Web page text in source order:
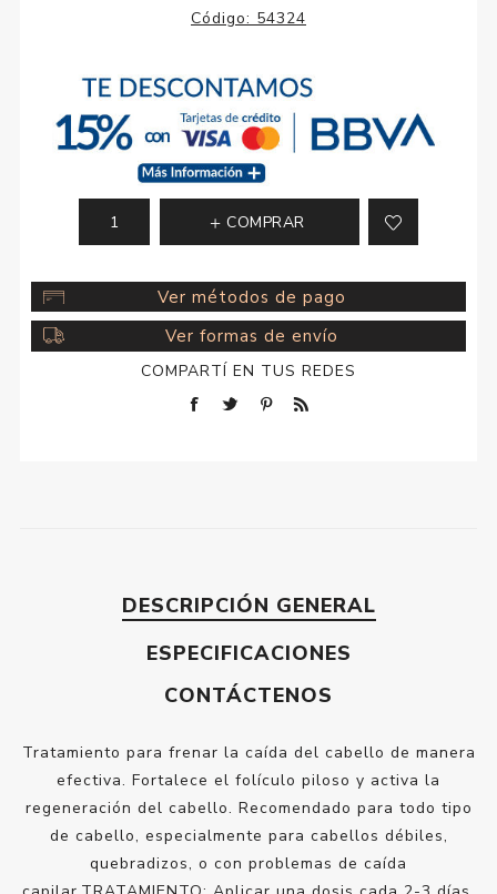
Código: 54324
COMPRAR
Ver métodos de pago
Ver formas de envío
COMPARTÍ EN TUS REDES
DESCRIPCIÓN GENERAL
ESPECIFICACIONES
CONTÁCTENOS
Tratamiento para frenar la caída del cabello de manera
efectiva. Fortalece el folículo piloso y activa la
regeneración del cabello. Recomendado para todo tipo
de cabello, especialmente para cabellos débiles,
quebradizos, o con problemas de caída